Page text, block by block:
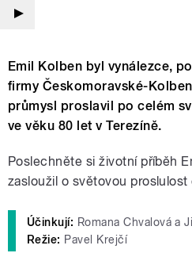
Emil Kolben byl vynálezce,
firmy Českomoravské-
průmysl proslavil po celém
ve věku 80 let v Terezíně.
Poslechněte si životní příběh
zasloužil o světovou
Účinkují: Romana Chvalová a
Režie: Pavel Krejčí